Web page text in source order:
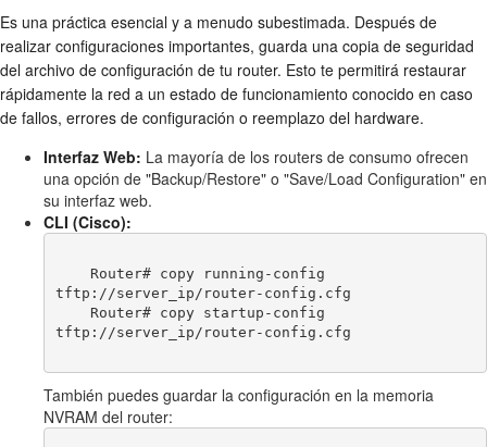
Es una práctica esencial y a menudo subestimada. Después de
realizar configuraciones importantes, guarda una copia de seguridad
del archivo de configuración de tu router. Esto te permitirá restaurar
rápidamente la red a un estado de funcionamiento conocido en caso
de fallos, errores de configuración o reemplazo del hardware.
Interfaz Web: La mayoría de los routers de consumo ofrecen
una opción de "Backup/Restore" o "Save/Load Configuration" en
su interfaz web.
CLI (Cisco):
tftp://server_ip/router-config.cfg
tftp://server_ip/router-config.cfg
También puedes guardar la configuración en la memoria
NVRAM del router: